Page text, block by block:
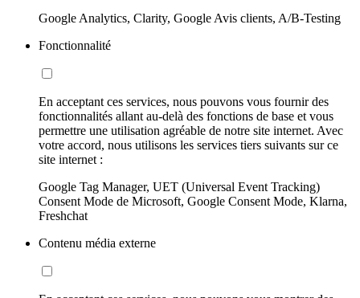
Google Analytics, Clarity, Google Avis clients, A/B-Testing
Fonctionnalité
En acceptant ces services, nous pouvons vous fournir des
fonctionnalités allant au-delà des fonctions de base et vous
permettre une utilisation agréable de notre site internet. Avec
votre accord, nous utilisons les services tiers suivants sur ce
site internet :
Google Tag Manager, UET (Universal Event Tracking)
Consent Mode de Microsoft, Google Consent Mode, Klarna,
Freshchat
Contenu média externe